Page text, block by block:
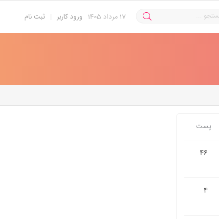
ثبت نام | ورود کاربر 17مرداد 1405
پست
46
4